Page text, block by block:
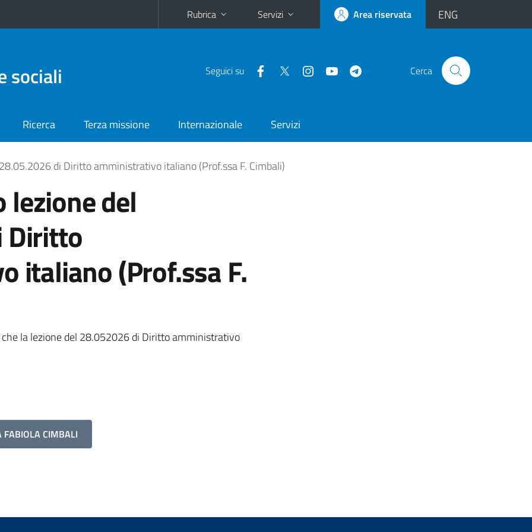
Rubrica Servizi Area riservata ENG
sociali Seguici su Cerca
Ricerca Terza missione Internazionale Servizi
di Diritto amministrativo italiano (Prof.ssa F. Cimbali)
del
Diritto
italiano (Prof.ssa F.
la lezione del 28.052026 di Diritto amministrativo
FABIOLA CIMBALI